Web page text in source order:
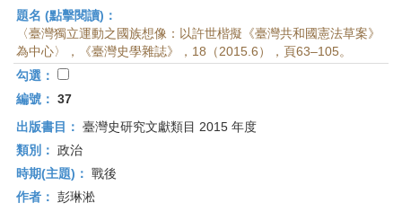
題名 (點擊閱讀)：
〈臺灣獨立運動之國族想像：以許世楷擬《臺灣共和國憲法草案》
為中心〉，《臺灣史學雜誌》，18（2015.6），頁63–105。
勾選：
編號： 37
出版書目： 臺灣史研究文獻類目 2015 年度
類別： 政治
時期(主題)： 戰後
作者： 彭琳淞